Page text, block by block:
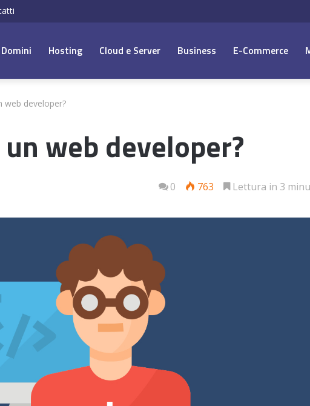
Domini Hosting Cloud e Server Business E-Commerce
web developer?
web developer?
0 763 Lettura in 3